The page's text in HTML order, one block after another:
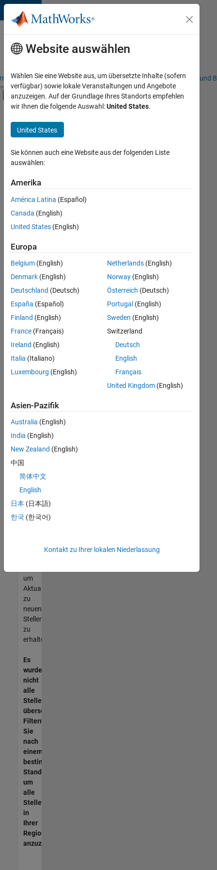
Weiter zum Inhalt
Karriere
bei
MathWorks
– Übersicht Stellensuche Niederlassungen Studierende und
Umschaltung für Off-Canvas-
Hauptinhalt
Information Technology
Infrastructure and Architecture
+1
Derzeit
es
keine
offenen
Stellen,
Ihren
Suchkriterien
entsprechen.
können
die
Suchkriterien
weiter
fassen
oder
alle
Stellenangebote
anzeigen .
noch
keine
offenen
Stellen
können,
die
Ihren
entsprechen,
werden
unseres
um
Aktualisierungen
zu
neuen
Stellenangeboten
zu
erhalten.
Es
wurden
nicht
alle
Stellen
übersetzt.
Filtern
Sie
nach
einem
bestimmten
Standort,
um
alle
Stellenangebote
in
Ihrer
Region
anzuzeigen.
Website auswählen
Wählen Sie eine Website aus, um übersetzte Inhalte (sofern
verfügbar) sowie lokale Veranstaltungen und Angebote
anzuzeigen. Auf der Grundlage Ihres Standorts empfehlen
wir Ihnen die folgende Auswahl:United States.
United States
Sie können auch eine Website aus der folgenden Liste
auswählen:
Amerika
América Latina (Español)
Canada (English)
United States (English)
Europa
Belgium (English)
Denmark (English)
Deutschland (Deutsch)
España (Español)
Finland (English)
France (Français)
Ireland (English)
Italia (Italiano)
Luxembourg (English)
Netherlands(English)
Norway(English)
Österreich (Deutsch)
Portugal (English)
Sweden (English)
Switzerland
Deutsch
English
Français
United Kingdom(English)
Asien-Pazifik
Australia (English)
India (English)
New Zealand (English)
中国
简体中文
English
日本 (日本語)
한국 (한국어)
Kontakt zu Ihrer lokalen Niederlassung